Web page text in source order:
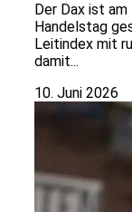
Der Dax ist
Handelstag
Leitindex mit
damit...
10. Juni 2026